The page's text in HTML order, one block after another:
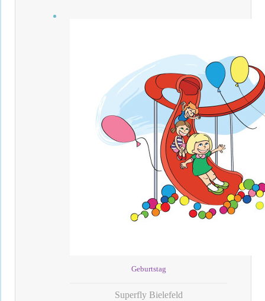
Geburtstag
Superfly Bielefeld